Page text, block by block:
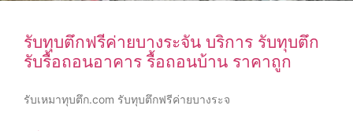
รับทุบตึกฟรีค่ายบางระจัน บริการ รับทุบตึก
รับรื้อถอนอาคาร รื้อถอนบ้าน ราคาถูก
รับเหมาทุบตึก.com รับทุบตึกฟรีค่ายบางระจ